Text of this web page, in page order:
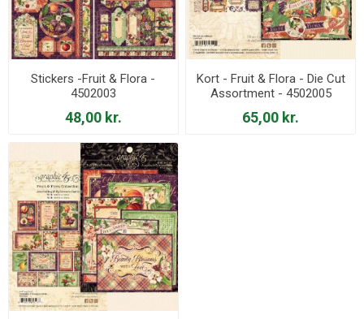
Stickers -Fruit & Flora -
4502003
48,00 kr.
Kort - Fruit & Flora - Die Cut
Assortment - 4502005
65,00 kr.